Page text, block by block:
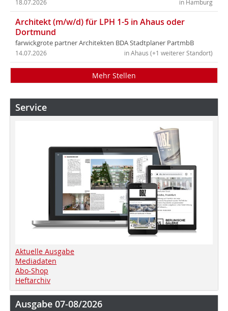
in Hamburg
18.07.2026
Architekt (m/w/d) für LPH 1-5 in Ahaus oder
Dortmund
farwickgrote partner Architekten BDA Stadtplaner PartmbB
in Ahaus (+1 weiterer Standort)
14.07.2026
Mehr Stellen
Service
Aktuelle Ausgabe
Mediadaten
Abo-Shop
Heftarchiv
Ausgabe 07-08/2026